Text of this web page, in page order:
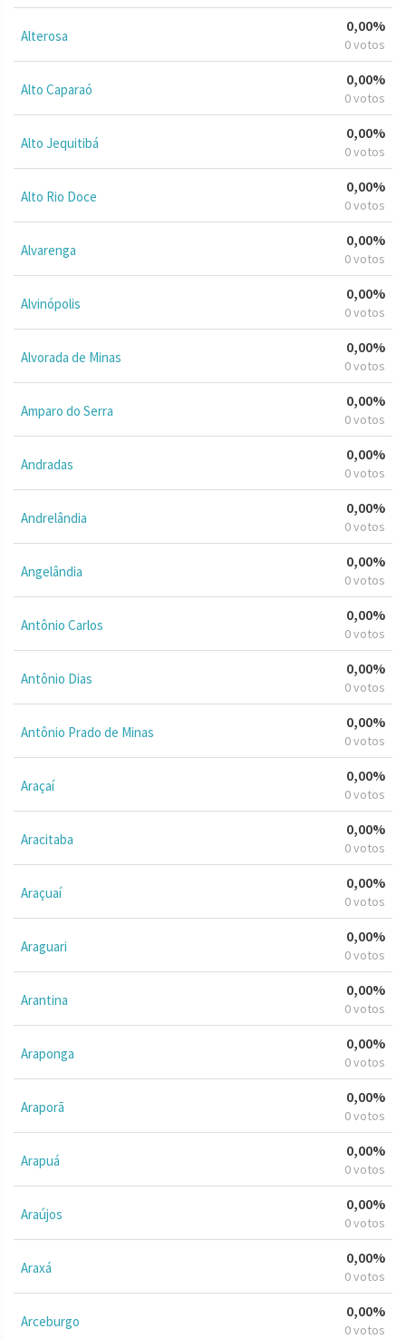
Alterosa
0,00%
0 votos
Alto Caparaó
0,00%
0 votos
Alto Jequitibá
0,00%
0 votos
Alto Rio Doce
0,00%
0 votos
Alvarenga
0,00%
0 votos
Alvinópolis
0,00%
0 votos
Alvorada de Minas
0,00%
0 votos
Amparo do Serra
0,00%
0 votos
Andradas
0,00%
0 votos
Andrelândia
0,00%
0 votos
Angelândia
0,00%
0 votos
Antônio Carlos
0,00%
0 votos
Antônio Dias
0,00%
0 votos
Antônio Prado de Minas
0,00%
0 votos
Araçaí
0,00%
0 votos
Aracitaba
0,00%
0 votos
Araçuaí
0,00%
0 votos
Araguari
0,00%
0 votos
Arantina
0,00%
0 votos
Araponga
0,00%
0 votos
Araporã
0,00%
0 votos
Arapuá
0,00%
0 votos
Araújos
0,00%
0 votos
Araxá
0,00%
0 votos
Arceburgo
0,00%
0 votos